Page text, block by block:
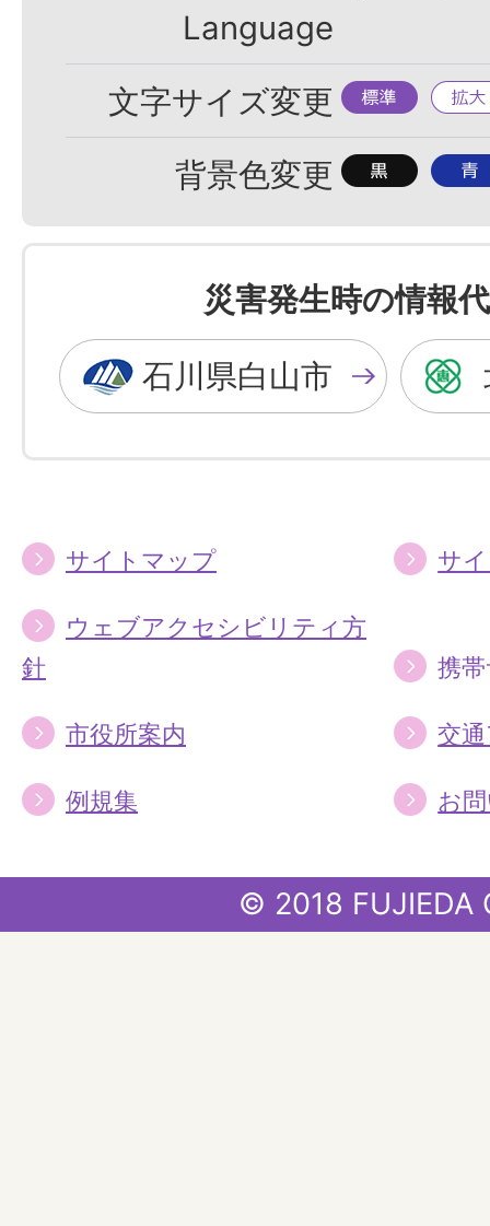
Language
文字サイズ変更 標
準
拡
大
背景色変更 背
色
を
黒
色
に
背
色
を
青
色
に
災害発生時の情報
石川県白山市
サイトマップ サ
ウェブアクセシビリティ方
針
携
市役所案内 交
例規集 お
© 2018 FUJIEDA